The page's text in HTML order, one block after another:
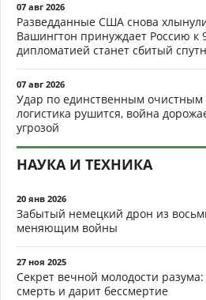
07 авг 2026
Разведданные США снова
Вашингтон принуждает Россию к
дипломатией станет сбитый
07 авг 2026
Удар по единственным очистным
логистика рушится, война
угрозой
НАУКА И ТЕХНИКА
20 янв 2026
Забытый немецкий дрон из
меняющим войны
27 ноя 2025
Секрет вечной молодости
смерть и дарит бессмертие